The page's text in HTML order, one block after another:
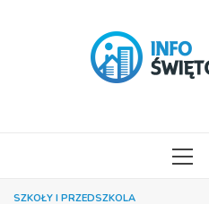
MENU
SZKOŁY I PRZEDSZKOLA